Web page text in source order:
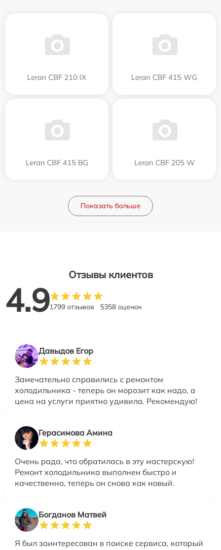
Leran CBF 210 IX Leran CBF 415 WG
Leran CBF 415 BG Leran CBF 205 W
Показать больше
Отзывы клиентов
4.91799 отзывов 5358 оценок
Давыдов Егор
Замечательно справились с ремонтом
холодильника - теперь он морозит как надо, а
цена на услуги приятно удивила. Рекомендую!
Герасимова Амина
Очень рада, что обратилась в эту мастерскую!
Ремонт холодильника выполнен быстро и
качественно, теперь он снова как новый.
Богданов Матвей
Я был заинтересован в поиске сервиса, который